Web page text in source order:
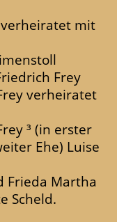
verheiratet mit
Frey
verheiratet
³ (in erster
Ehe) Luise
Frieda Martha
Scheld.